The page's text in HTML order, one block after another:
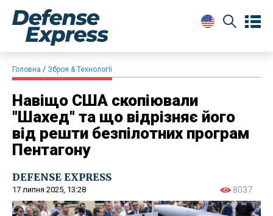
Головна Зброя & Технології
Навіщо США скопіювали
"Шахед" та що відрізняє його
від решти безпілотних програм
Пентагону
DEFENSE EXPRESS
17 липня 2025, 13:28 8037